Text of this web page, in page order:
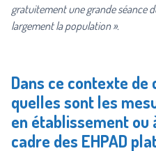
gratuitement une grande séance
largement la population ».
Dans ce contexte de
quelles sont les
en établissement ou
cadre des EHPAD